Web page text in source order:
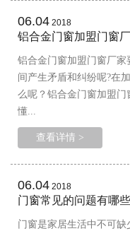
06.04 2018
铝合金门窗加盟门窗
铝合金门窗加盟门窗厂
间产生矛盾和纠纷呢?在
么呢？铝合金门窗加盟
懂...
查看详情 >
06.04 2018
门窗常见的问题有哪
门窗是家居生活中不可